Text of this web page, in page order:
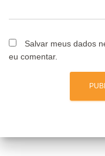
Salvar meus dados
eu comentar.